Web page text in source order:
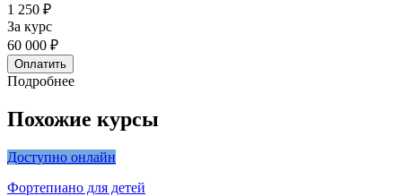
1 250 ₽
За курс
60 000 ₽
Оплатить
Подробнее
Похожие курсы
Доступно онлайн
Фортепиано для детей